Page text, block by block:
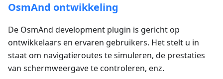
OsmAnd ontwikkeling
De OsmAnd development plugin is gericht op
ontwikkelaars en ervaren gebruikers. Het stelt u in
staat om navigatieroutes te simuleren, de prestaties
van schermweergave te controleren, enz.